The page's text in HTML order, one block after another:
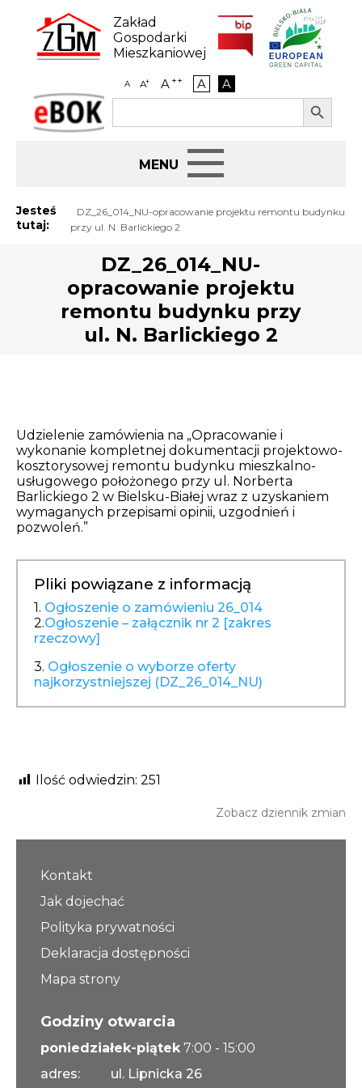
content
Zakład
Gospodarki
Mieszkaniowej
A A+ A++ A A
eBOK
Search
Search Button
Jak załatwić sprawę
Najem i dzierżawa
Remonty budynków
Zamówienia publiczne
Nowości
Jesteś
tutaj:
DZ_26_014_NU-opracowanie projektu remontu budynku
przy ul. N. Barlickiego 2
DZ_26_014_NU-
opracowanie projektu
remontu budynku przy
ul. N. Barlickiego 2
Udzielenie zamówienia na „Opracowanie i
wykonanie kompletnej dokumentacji projektowo-
kosztorysowej remontu budynku mieszkalno-
usługowego położonego przy ul. Norberta
Barlickiego 2 w Bielsku-Białej wraz z uzyskaniem
wymaganych przepisami opinii, uzgodnień i
pozwoleń.”
Pliki powiązane z informacją
1. Ogłoszenie o zamówieniu 26_014
2.Ogłoszenie – załącznik nr 2 [zakres
rzeczowy]
3. Ogłoszenie o wyborze oferty
najkorzystniejszej (DZ_26_014_NU)
Ilość odwiedzin: 251
Zobacz dziennik zmian
Kontakt
Jak dojechać
Polityka prywatności
Deklaracja dostępności
Mapa strony
Godziny otwarcia
poniedziałek-piątek 7:00 - 15:00
adres:
ul. Lipnicka 26